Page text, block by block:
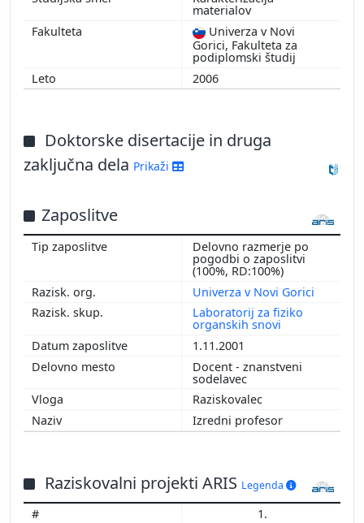
materialov
Univerza v Novi
Gorici, Fakulteta za
podiplomski študij
2006
Doktorske disertacije in druga
zaključna dela Prikaži
Zaposlitve
Delovno razmerje po
pogodbi o zaposlitvi
(100%, RD:100%)
Univerza v Novi Gorici
Laboratorij za fiziko
organskih snovi
1.11.2001
Docent - znanstveni
sodelavec
Raziskovalec
Izredni profesor
Raziskovalni projekti ARIS Legenda
1.